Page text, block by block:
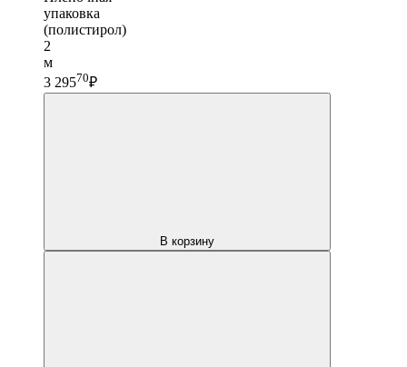
упаковка
(полистирол)
2
м
3 29570₽
В корзину